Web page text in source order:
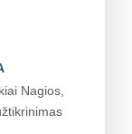
Nagios,